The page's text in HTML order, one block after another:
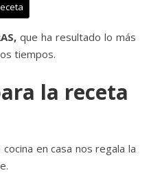
que ha resultado lo más
tiempos.
la receta
en casa nos regala la